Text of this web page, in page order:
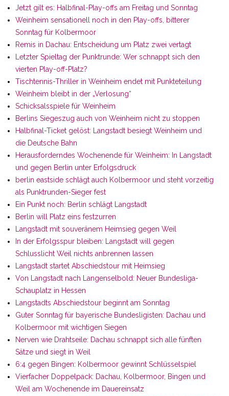
Jetzt gilt es: Halbfinal-Play-offs am Freitag und Sonntag
Weinheim sensationell noch in den Play-offs, bitterer
Sonntag für Kolbermoor
Remis in Dachau: Entscheidung um Platz zwei vertagt
Letzter Spieltag der Punktrunde: Wer schnappt sich den
vierten Play-off-Platz?
Tischtennis-Thriller in Weinheim endet mit Punkteteilung
Weinheim bleibt in der „Verlosung“
Schicksalsspiele für Weinheim
Berlins Siegeszug auch von Weinheim nicht zu stoppen
Halbfinal-Ticket gelöst: Langstadt besiegt Weinheim und
die Deutsche Bahn
Herausforderndes Wochenende für Weinheim: In Langstadt
und gegen Berlin unter Erfolgsdruck
berlin eastside schlägt auch Kolbermoor und steht vorzeitig
als Punktrunden-Sieger fest
Ein Punkt noch: Berlin schlägt Langstadt
Berlin will Platz eins festzurren
Langstadt mit souveränem Heimsieg gegen Weil
In der Erfolgsspur bleiben: Langstadt will gegen
Schlusslicht Weil nichts anbrennen lassen
Langstadt startet Abschiedstour mit Heimsieg
Von Langstadt nach Langenselbold: Neuer Bundesliga-
Schauplatz in Hessen
Langstadts Abschiedstour beginnt am Sonntag
Guter Sonntag für bayerische Bundesligisten: Dachau und
Kolbermoor mit wichtigen Siegen
Nerven wie Drahtseile: Dachau schnappt sich alle fünften
Sätze und siegt in Weil
6:4 gegen Bingen: Kolbermoor gewinnt Schlüsselspiel
Vierfacher Doppelpack: Dachau, Kolbermoor, Bingen und
Weil am Wochenende im Dauereinsatz